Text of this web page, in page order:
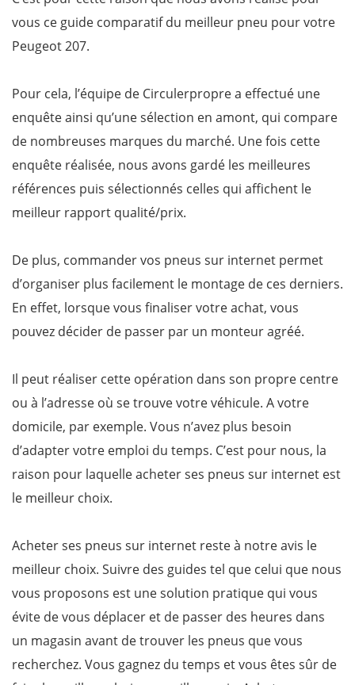
vous ce guide comparatif du meilleur pneu pour votre
Peugeot 207.
Pour cela, l’équipe de Circulerpropre a effectué une
enquête ainsi qu’une sélection en amont, qui compare
de nombreuses marques du marché. Une fois cette
enquête réalisée, nous avons gardé les meilleures
références puis sélectionnés celles qui affichent le
meilleur rapport qualité/prix.
De plus, commander vos pneus sur internet permet
d’organiser plus facilement le montage de ces derniers.
En effet, lorsque vous finaliser votre achat, vous
pouvez décider de passer par un monteur agréé.
Il peut réaliser cette opération dans son propre centre
ou à l’adresse où se trouve votre véhicule. A votre
domicile, par exemple. Vous n’avez plus besoin
d’adapter votre emploi du temps. C’est pour nous, la
raison pour laquelle acheter ses pneus sur internet est
le meilleur choix.
Acheter ses pneus sur internet reste à notre avis le
meilleur choix. Suivre des guides tel que celui que nous
vous proposons est une solution pratique qui vous
évite de vous déplacer et de passer des heures dans
un magasin avant de trouver les pneus que vous
recherchez. Vous gagnez du temps et vous êtes sûr de